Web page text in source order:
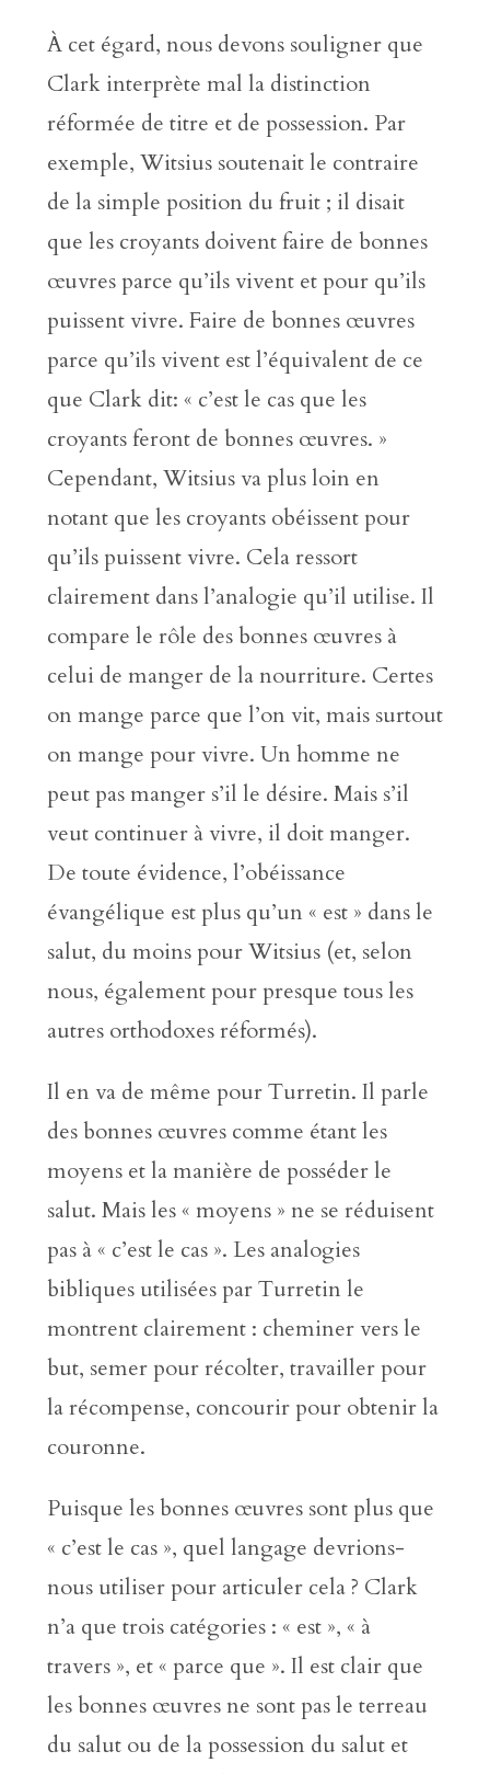
À cet égard, nous devons souligner que
Clark interprète mal la distinction
réformée de titre et de possession. Par
exemple, Witsius soutenait le contraire
de la simple position du fruit ; il disait
que les croyants doivent faire de bonnes
œuvres parce qu’ils vivent et pour qu’ils
puissent vivre. Faire de bonnes œuvres
parce qu’ils vivent est l’équivalent de ce
que Clark dit: « c’est le cas que les
croyants feront de bonnes œuvres. »
Cependant, Witsius va plus loin en
notant que les croyants obéissent pour
qu’ils puissent vivre. Cela ressort
clairement dans l’analogie qu’il utilise. Il
compare le rôle des bonnes œuvres à
celui de manger de la nourriture. Certes
on mange parce que l’on vit, mais surtout
on mange pour vivre. Un homme ne
peut pas manger s’il le désire. Mais s’il
veut continuer à vivre, il doit manger.
De toute évidence, l’obéissance
évangélique est plus qu’un « est » dans le
salut, du moins pour Witsius (et, selon
nous, également pour presque tous les
autres orthodoxes réformés).
Il en va de même pour Turretin. Il parle
des bonnes œuvres comme étant les
moyens et la manière de posséder le
salut. Mais les « moyens » ne se réduisent
pas à « c’est le cas ». Les analogies
bibliques utilisées par Turretin le
montrent clairement : cheminer vers le
but, semer pour récolter, travailler pour
la récompense, concourir pour obtenir la
couronne.
Puisque les bonnes œuvres sont plus que
« c’est le cas », quel langage devrions-
nous utiliser pour articuler cela ? Clark
n’a que trois catégories : « est », « à
travers », et « parce que ». Il est clair que
les bonnes œuvres ne sont pas le terreau
du salut ou de la possession du salut et